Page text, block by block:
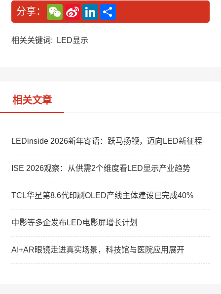
分享：
W
e
C
a
S
n
W
L
n
相关关键词: LED显示
相关文章
LEDinside 2026新年寄语：跃马扬鞭，迈向LED新征程
ISE 2026观察：从供需2个维度看LED显示产业趋势
TCL华星第8.6代印刷OLED产线主体建设已完成40%
中影等多企发布LED电影屏增长计划
AI+AR眼镜走进真实场景，科技馆与医院应用展开